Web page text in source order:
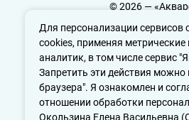
Для персонализации сервисов
cookies, применяя
аналитик, в том числе сервис
Запретить эти действия можно
браузера". Я ознакомлен и
отношении обработки
Окользина Елена Васильевна
© 2026 —
Политика